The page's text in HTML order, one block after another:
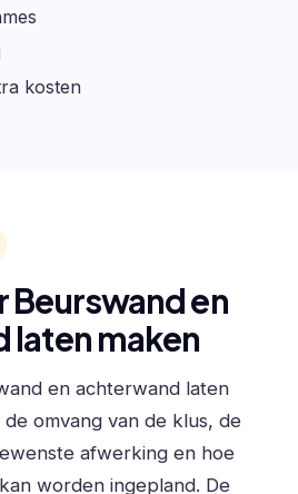
kosten
Beurswand en
laten maken
en achterwand laten
omvang van de klus, de
afwerking en hoe
worden ingepland. De